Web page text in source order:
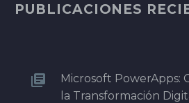
PUBLICACIONES
Microsoft PowerApps:
la Transformación